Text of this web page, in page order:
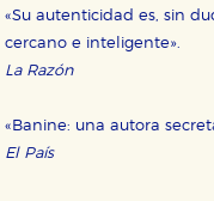
«Su autenticidad es, sin
cercano e inteligente».
La Razón
«Banine: una autora
El País
HABILITAR
Cookies